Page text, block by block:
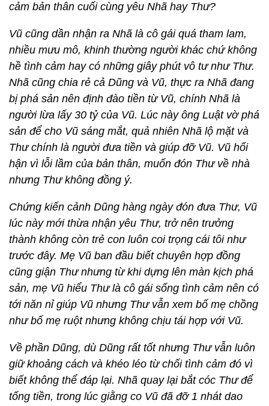
cảm bản thân cuối cùng yêu Nhã hay Thư?
Vũ cũng dần nhận ra Nhã là cô gái quá tham lam,
nhiều mưu mô, khinh thường người khác chứ không
hề tình cảm hay có những giây phút vô tư như Thư.
Nhã cũng chia rẻ cả Dũng và Vũ, thực ra Nhã đang
bị phá sản nên định đào tiền từ Vũ, chính Nhã là
người lừa lấy 30 tỷ của Vũ. Lúc này ông Luật vờ phá
sản để cho Vũ sáng mắt, quả nhiên Nhã lộ mặt và
Thư chính là người đưa tiền và giúp đỡ Vũ. Vũ hối
hận vì lỗi lầm của bản thân, muốn đón Thư về nhà
nhưng Thư không đồng ý.
Chứng kiến cảnh Dũng hàng ngày đón đưa Thư, Vũ
lúc này mới thừa nhận yêu Thư, trở nên trưởng
thành không còn trẻ con luôn coi trọng cái tôi như
trước đây. Mẹ Vũ ban đầu biết chuyên hợp đồng
cũng giận Thư nhưng từ khi dựng lên màn kịch phá
sản, mẹ Vũ hiểu Thư là cô gái sống tình cảm nên có
tới năn nỉ giúp Vũ nhưng Thư vẫn xem bố mẹ chồng
như bố mẹ ruột nhưng không chịu tái hợp với Vũ.
Về phần Dũng, dù Dũng rất tốt nhưng Thư vẫn luôn
giữ khoảng cách và khéo léo từ chối tình cảm đó vì
biết không thể đáp lại. Nhã quay lại bắt cóc Thư để
tống tiền, trong lúc giằng co Vũ đã đỡ 1 nhát dao